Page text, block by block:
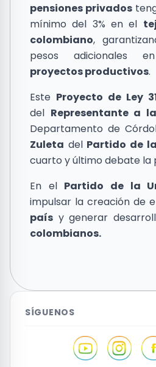
pensiones privados
mínimo del 3% en el
colombiano,
pesos adicionales
proyectos productivos.
Este Proyecto de Ley
del Representante a
Departamento de
Zuleta del Partido de
cuarto y último debate la
En el Partido de la
impulsar la creación de
país y generar
colombianos.
SÍGUENOS